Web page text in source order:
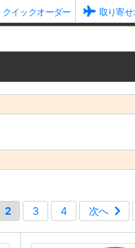
クイックオーダー 取り寄
2 3 4 次へ